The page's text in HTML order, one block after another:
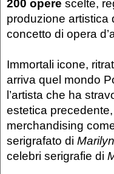
200 opere scelte,
produzione artistica
concetto di opera
Immortali icone,
arriva quel mondo
l’artista che ha
estetica
merchandising
serigrafato di Marilyn
celebri serigrafie di